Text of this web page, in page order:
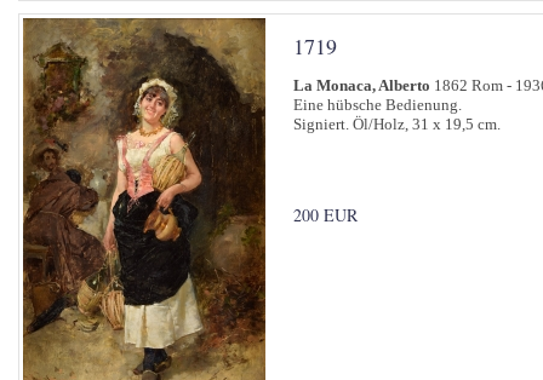
1719
La Monaca, Alberto 1862 Rom -
Eine hübsche Bedienung.
Signiert. Öl/Holz, 31 x 19,5 cm.
200 EUR